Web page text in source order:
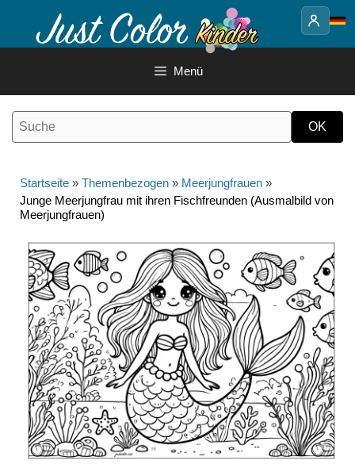
Inhalt
Menü
Startseite » Themenbezogen » Meerjungfrauen »
Junge Meerjungfrau mit ihren Fischfreunden (Ausmalbild von
Meerjungfrauen)